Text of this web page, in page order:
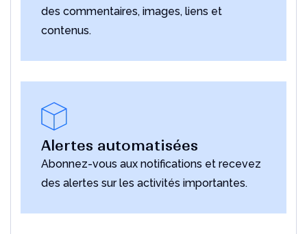
des commentaires, images, liens et
contenus.
Alertes automatisées
Abonnez-vous aux notifications et recevez
des alertes sur les activités importantes.